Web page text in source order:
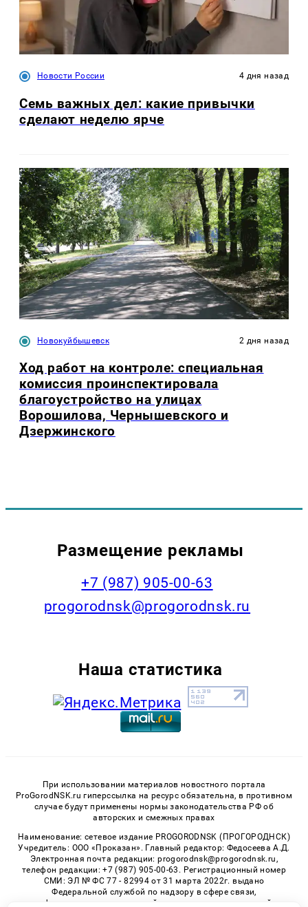
Новости России 4 дня назад
Семь важных дел: какие привычки
сделают неделю ярче
Новокуйбышевск 2 дня назад
Ход работ на контроле: специальная
комиссия проинспектировала
благоустройство на улицах
Ворошилова, Чернышевского и
Дзержинского
Размещение рекламы
+7 (987) 905-00-63
progorodnsk@progorodnsk.ru
Наша статистика
При использовании материалов новостного портала
ProGorodNSK.ru гиперссылка на ресурс обязательна, в противном
случае будут применены нормы законодательства РФ об
авторских и смежных правах
Наименование: сетевое издание PROGORODNSK (ПРОГОРОДНСК)
Учредитель: ООО «Проказан». Главный редактор: Федосеева А.Д.
Электронная почта редакции: progorodnsk@progorodnsk.ru,
телефон редакции: +7 (987) 905-00-63. Регистрационный номер
СМИ: ЭЛ № ФС 77 - 82994 от 31 марта 2022г. выдано
Федеральной службой по надзору в сфере связи,
информационных технологий и массовых коммуникаций.